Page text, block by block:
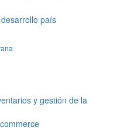
país
y gestión de la